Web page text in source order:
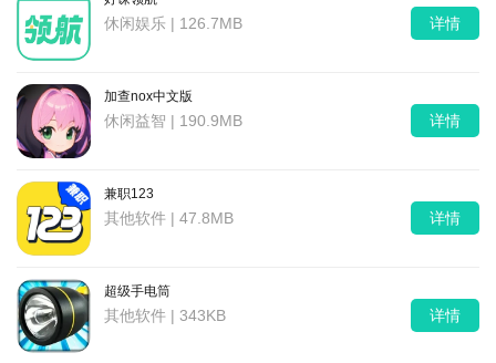
休闲娱乐 | 126.7MB 详情
加查nox中文版
休闲益智 | 190.9MB 详情
兼职123
其他软件 | 47.8MB 详情
超级手电筒
其他软件 | 343KB 详情